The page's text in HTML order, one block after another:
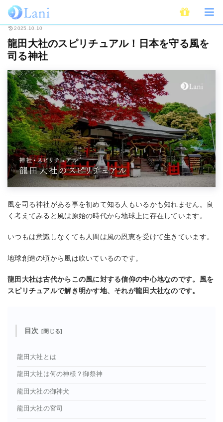
ホーム スピリチュアル 龍田大社のスピリチュアル！日本を守る風を司る
2025.10.10
龍田大社のスピリチュアル！日本を守る風を
司る神社
風を司る神社がある事を初めて知る人もいるかも知れません。良
く考えてみると風は原始の時代から地球上に存在しています。
いつもは意識しなくても人間は風の恩恵を受けて生きています。
地球創造の頃から風は吹いているのです。
龍田大社は古代からこの風に対する信仰の中心地なのです。風を
スピリチュアルで解き明かす地、それが龍田大社なのです。
目次
龍田大社とは
龍田大社は何の神様？御祭神
龍田大社の御神犬
龍田大社の宮司